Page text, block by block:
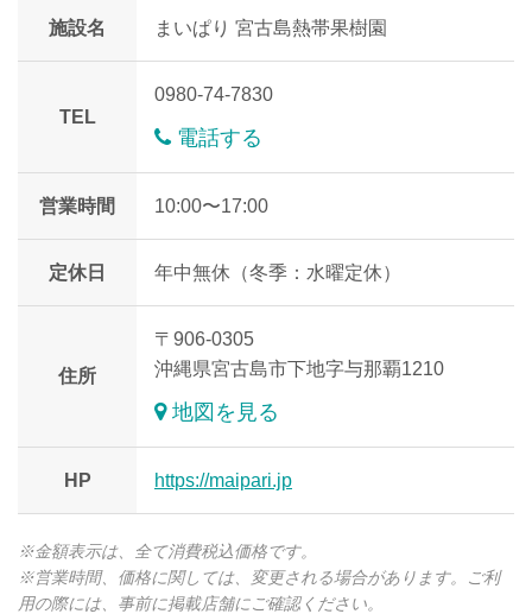
施設名 まいぱり 宮古島熱帯果樹園
TEL
0980-74-7830
電話する
営業時間 10:00〜17:00
定休日 年中無休（冬季：水曜定休）
住所
〒906-0305
沖縄県宮古島市下地字与那覇1210
地図を見る
HP https://maipari.jp
※金額表示は、全て消費税込価格です。
※営業時間、価格に関しては、変更される場合があります。ご利
用の際には、事前に掲載店舗にご確認ください。